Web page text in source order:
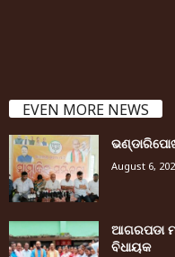
EVEN MORE NEWS
August 6,
ଆଗରପଡା
ବିଧାୟକ